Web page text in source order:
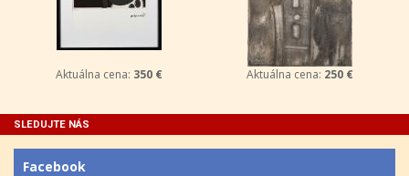
Aktuálna cena: 350 € Aktuálna cena: 250 €
SLEDUJTE NÁS
Facebook